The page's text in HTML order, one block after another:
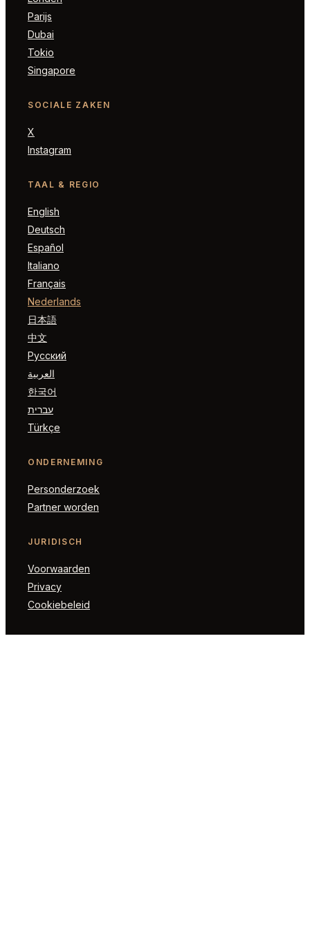
Parijs
Dubai
Tokio
Singapore
SOCIALE ZAKEN
X
Instagram
TAAL & REGIO
English
Deutsch
Español
Italiano
Français
Nederlands
日本語
中文
Русский
العربية
한국어
עברית
Türkçe
ONDERNEMING
Personderzoek
Partner worden
JURIDISCH
Voorwaarden
Privacy
Cookiebeleid